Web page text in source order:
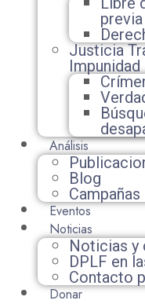
previa
Justicia
Impunidad
Análisis
Blog
Campañas
Eventos
Noticias
Noticias y
DPLF en
Contacto
Donar